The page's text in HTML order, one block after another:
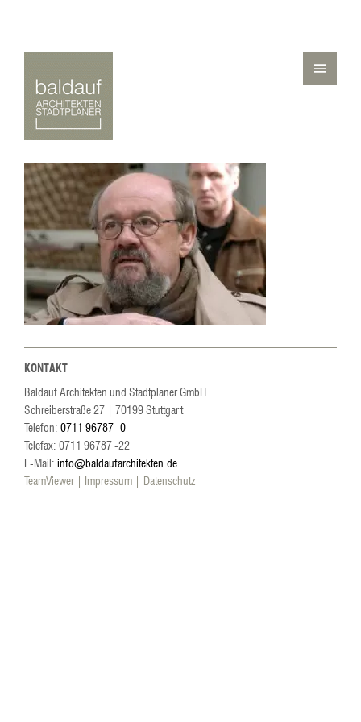
KONTAKT
Baldauf Architekten und Stadtplaner GmbH
Schreiberstraße 27| 70199Stuttgart
Telefon: 0711 96787 -0
Telefax: 0711 96787 -22
E-Mail: info@baldaufarchitekten.de
TeamViewer
Impressum Datenschutz